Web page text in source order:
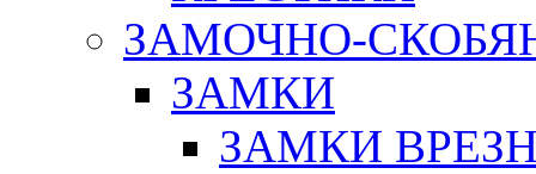
ЗАМОЧНО-
ЗАМКИ
ЗАМКИ